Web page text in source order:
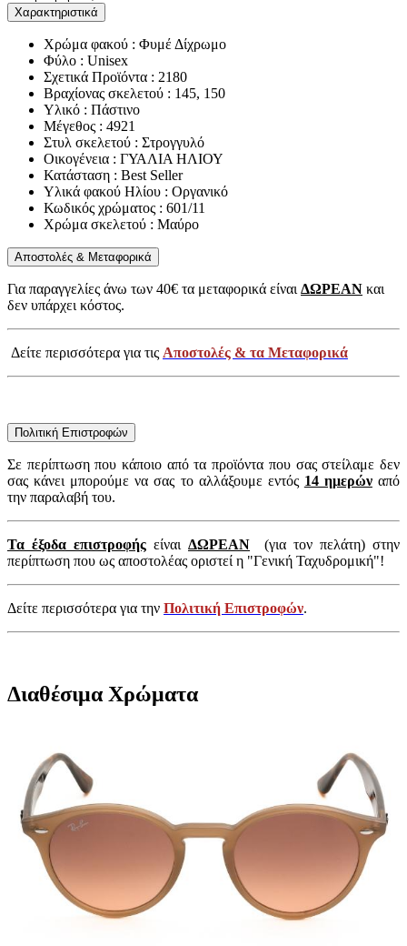
Χαρακτηριστικά
Χρώμα φακού : Φυμέ Δίχρωμο
Φύλο : Unisex
Σχετικά Προϊόντα : 2180
Βραχίονας σκελετού : 145, 150
Υλικό : Πάστινο
Μέγεθος : 4921
Στυλ σκελετού : Στρογγυλό
Οικογένεια : ΓΥΑΛΙΑ ΗΛΙΟΥ
Κατάσταση : Best Seller
Υλικά φακού Ηλίου : Οργανικό
Κωδικός χρώματος : 601/11
Χρώμα σκελετού : Μαύρο
Αποστολές & Μεταφορικά
Για παραγγελίες άνω των 40€ τα μεταφορικά είναιΔΩΡΕΑΝ και
δεν υπάρχει κόστος.
Δείτε περισσότερα για τις Αποστολές & τα Μεταφορικά
Πολιτική Επιστροφών
Σε περίπτωση που κάποιο από τα προϊόντα που σας στείλαμε δεν
σας κάνει μπορούμε να σας το αλλάξουμε εντός 14 ημερώναπό
την παραλαβή του.
Τα έξοδα επιστροφής είναι ΔΩΡΕΑΝ (για τον πελάτη) στην
περίπτωση που ως αποστολέας οριστεί η "Γενική Ταχυδρομική"!
Δείτε περισσότερα για την Πολιτική Επιστροφών.
Διαθέσιμα Χρώματα